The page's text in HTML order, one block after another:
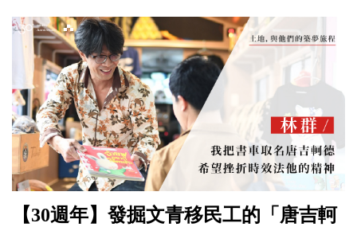
【30週年】發掘文青移民工的「唐吉軻